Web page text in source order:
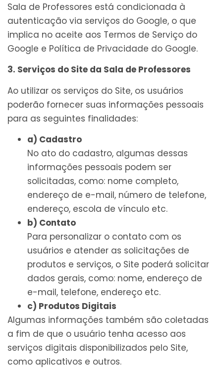
Sala de Professores está condicionada à
autenticação via serviços do Google, o que
implica no aceite aos Termos de Serviço do
Google e Política de Privacidade do Google.
3. Serviços do Site da Sala de Professores
Ao utilizar os serviços do Site, os usuários
poderão fornecer suas informações pessoais
para as seguintes finalidades:
a) Cadastro
No ato do cadastro, algumas dessas
informações pessoais podem ser
solicitadas, como: nome completo,
endereço de e-mail, número de telefone,
endereço, escola de vínculo etc.
b) Contato
Para personalizar o contato com os
usuários e atender as solicitações de
produtos e serviços, o Site poderá solicitar
dados gerais, como: nome, endereço de
e-mail, telefone, endereço etc.
c) Produtos Digitais
Algumas informações também são coletadas
a fim de que o usuário tenha acesso aos
serviços digitais disponibilizados pelo Site,
como aplicativos e outros.